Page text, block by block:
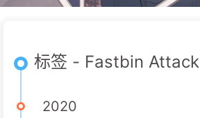
标签 - Fastbin Attack
2020